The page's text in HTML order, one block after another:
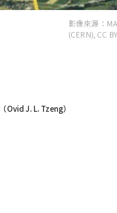
影像來源：
(CERN), CC
Ovid J. L. Tzeng）